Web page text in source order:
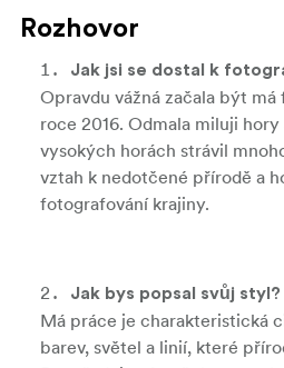
Rozhovor
Jak jsi se dostal k
Opravdu vážná začala být
roce 2016. Odmala miluji
vysokých horách strávil
vztah k nedotčené přírodě a
fotografování krajiny.
Jak bys popsal svůj styl?
Má práce je charakteristická
barev, světel a linií, které